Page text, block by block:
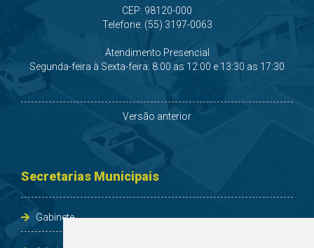
Atendimento Presencial
Secretarias Municipais
Administração e Planejamento